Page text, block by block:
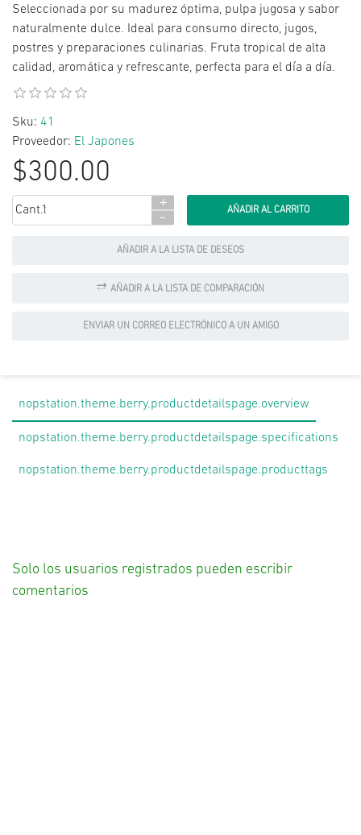
Seleccionada por su madurez óptima, pulpa jugosa y sabor
naturalmente dulce. Ideal para consumo directo, jugos,
postres y preparaciones culinarias. Fruta tropical de alta
calidad, aromática y refrescante, perfecta para el día a día.
Sku: 41
Proveedor: El Japones
$300.00
Cant.:
+
-
AÑADIR A LA LISTA DE DESEOS
AÑADIR A LA LISTA DE COMPARACIÓN
ENVIAR UN CORREO ELECTRÓNICO A UN AMIGO
nopstation.theme.berry.productdetailspage.overview
nopstation.theme.berry.productdetailspage.specifications
nopstation.theme.berry.productdetailspage.producttags
Solo los usuarios registrados pueden escribir
comentarios